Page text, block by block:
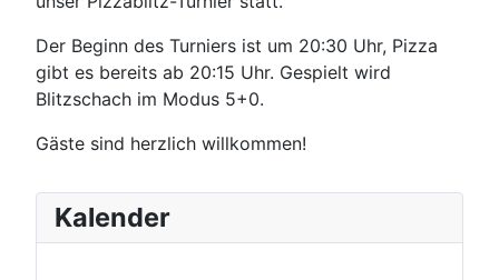
Der Beginn des Turniers ist um 20:30 Uhr, Pizza
gibt es bereits ab 20:15 Uhr. Gespielt wird
Blitzschach im Modus 5+0.
Gäste sind herzlich willkommen!
Kalender